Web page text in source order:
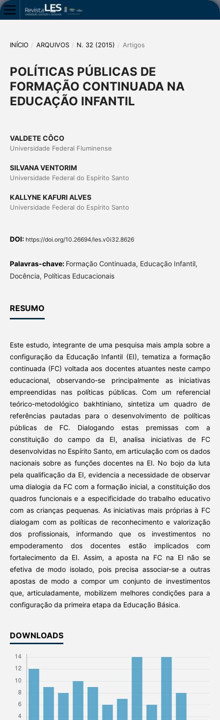
INÍCIO / ARQUIVOS / N. 32 (2015) / Artigos
POLÍTICAS PÚBLICAS DE
FORMAÇÃO CONTINUADA NA
EDUCAÇÃO INFANTIL
VALDETE CÔCO
Universidade Federal Fluminense
SILVANA VENTORIM
Universidade Federal do Espírito Santo
KALLYNE KAFURI ALVES
Universidade Federal do Espírito Santo
DOI: https://doi.org/10.26694/les.v0i32.8626
Palavras-chave: Formação Continuada, Educação Infantil,
Docência, Políticas Educacionais
RESUMO
Este estudo, integrante de uma pesquisa mais ampla sobre a
configuração da Educação Infantil (EI), tematiza a formação
continuada (FC) voltada aos docentes atuantes neste campo
educacional, observando-se principalmente as iniciativas
empreendidas nas políticas públicas. Com um referencial
teórico-metodológico bakhtiniano, sintetiza um quadro de
referências pautadas para o desenvolvimento de políticas
públicas de FC. Dialogando estas premissas com a
constituição do campo da EI, analisa iniciativas de FC
desenvolvidas no Espírito Santo, em articulação com os dados
nacionais sobre as funções docentes na EI. No bojo da luta
pela qualificação da EI, evidencia a necessidade de observar
uma dialogia da FC com a formação inicial, a constituição dos
quadros funcionais e a especificidade do trabalho educativo
com as crianças pequenas. As iniciativas mais próprias à FC
dialogam com as políticas de reconhecimento e valorização
dos profissionais, informando que os investimentos no
empoderamento dos docentes estão implicados com
fortalecimento da EI. Assim, a aposta na FC na EI não se
efetiva de modo isolado, pois precisa associar-se a outras
apostas de modo a compor um conjunto de investimentos
que, articuladamente, mobilizem melhores condições para a
configuração da primeira etapa da Educação Básica.
DOWNLOADS